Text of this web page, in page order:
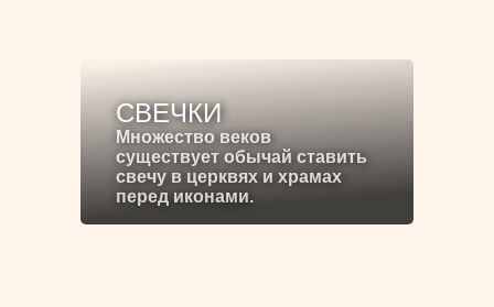
СВЕЧКИ
Множество веков
существует обычай ставить
свечу в церквях и храмах
перед иконами.